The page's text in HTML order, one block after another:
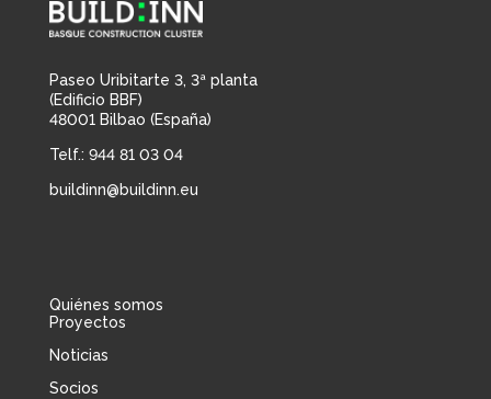
Paseo Uribitarte 3, 3ª planta
(Edificio BBF)
48001 Bilbao (España)
Telf.: 944 81 03 04
buildinn@buildinn.eu
Quiénes somos
Proyectos
Noticias
Socios